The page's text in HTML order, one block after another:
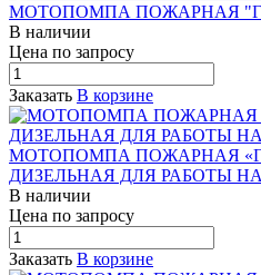
МОТОПОМПА ПОЖАРНАЯ
В наличии
Цена по запросу
Заказать В корзине
МОТОПОМПА ПОЖАРНАЯ
ДИЗЕЛЬНАЯ ДЛЯ РАБОТЫ
В наличии
Цена по запросу
Заказать В корзине